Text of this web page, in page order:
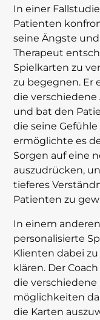
In einer
Patienten
seine Ängste
Therapeut
Spielkarten zu
zu begegnen. Er
die
und bat den
die seine
ermöglichte es
Sorgen auf eine
auszudrücken,
tieferes
Patienten zu
In einem
personalisierte
Klienten dabei zu
klären. Der
die
möglichkeiten
die Karten